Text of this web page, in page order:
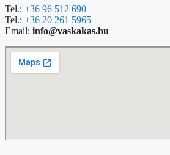
Tel.: +36 96 512 690
Tel.: +36 20 261 5965
Email: info@vaskakas.hu